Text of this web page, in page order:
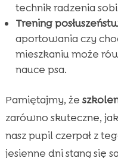
technik radzenia
Trening
aportowania czy
mieszkaniu może
nauce psa.
Pamiętajmy, że
zarówno skuteczne,
nasz pupil czerpał z
jesienne dni staną się